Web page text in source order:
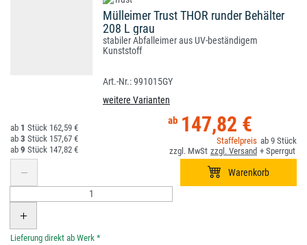
Mülleimer Trust THOR runder Behälter
208 L grau
stabiler Abfalleimer aus UV-beständigem
Kunststoff
991015GY
weitere Varianten
147,82 €
9
1
162,59 €
3
157,67 €
9
147,82 €
*